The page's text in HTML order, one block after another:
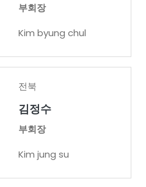
부회장
Kim byung chul
전북
김정수
부회장
Kim jung su